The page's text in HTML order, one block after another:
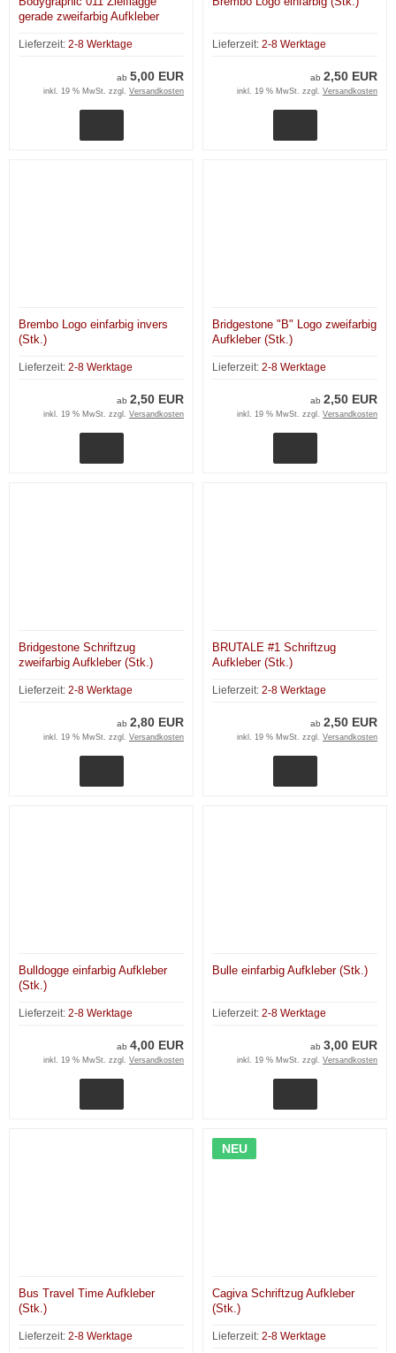
gerade zweifarbig Aufkleber
Lieferzeit: 2-8 Werktage
ab 5,00 EUR
inkl. 19 % MwSt. zzgl. Versandkosten
Lieferzeit: 2-8 Werktage
ab 2,50 EUR
inkl. 19 % MwSt. zzgl. Versandkosten
Brembo Logo einfarbig invers
(Stk.)
Lieferzeit: 2-8 Werktage
ab 2,50 EUR
inkl. 19 % MwSt. zzgl. Versandkosten
Bridgestone "B" Logo zweifarbig
Aufkleber (Stk.)
Lieferzeit: 2-8 Werktage
ab 2,50 EUR
inkl. 19 % MwSt. zzgl. Versandkosten
Bridgestone Schriftzug
zweifarbig Aufkleber (Stk.)
Lieferzeit: 2-8 Werktage
ab 2,80 EUR
inkl. 19 % MwSt. zzgl. Versandkosten
BRUTALE #1 Schriftzug
Aufkleber (Stk.)
Lieferzeit: 2-8 Werktage
ab 2,50 EUR
inkl. 19 % MwSt. zzgl. Versandkosten
Bulldogge einfarbig Aufkleber
(Stk.)
Lieferzeit: 2-8 Werktage
ab 4,00 EUR
inkl. 19 % MwSt. zzgl. Versandkosten
Bulle einfarbig Aufkleber (Stk.)
Lieferzeit: 2-8 Werktage
ab 3,00 EUR
inkl. 19 % MwSt. zzgl. Versandkosten
Bus Travel Time Aufkleber
(Stk.)
Lieferzeit: 2-8 Werktage
NEU
Cagiva Schriftzug Aufkleber
(Stk.)
Lieferzeit: 2-8 Werktage